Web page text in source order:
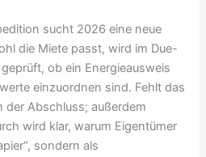
sucht 2026 eine neue
die Miete passt, wird im Due-
ob ein Energieausweis
einzuordnen sind. Fehlt das
der Abschluss; außerdem
wird klar, warum Eigentümer
sondern als